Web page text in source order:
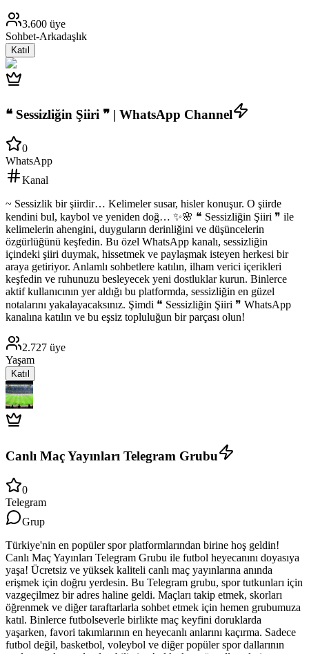
3.600 üye
Sohbet-Arkadaşlık
Katıl
❝ Sessizliğin Şiiri ❞ | WhatsApp Channel
0
WhatsApp
Kanal
~ Sessizlik bir şiirdir… Kelimeler susar, hisler konuşur. O şiirde
kendini bul, kaybol ve yeniden doğ… ✨️🌸 ❝ Sessizliğin Şiiri ❞ ile
kelimelerin ahengini, duyguların derinliğini ve düşüncelerin
özgürlüğünü keşfedin. Bu özel WhatsApp kanalı, sessizliğin
içindeki şiiri duymak, hissetmek ve paylaşmak isteyen herkesi bir
araya getiriyor. Anlamlı sohbetlere katılın, ilham verici içerikleri
keşfedin ve ruhunuzu besleyecek yeni dostluklar kurun. Binlerce
aktif kullanıcının yer aldığı bu platformda, sessizliğin en güzel
notalarını yakalayacaksınız. Şimdi ❝ Sessizliğin Şiiri ❞ WhatsApp
kanalına katılın ve bu eşsiz topluluğun bir parçası olun!
2.727 üye
Yaşam
Katıl
Canlı Maç Yayınları Telegram Grubu
0
Telegram
Grup
Türkiye'nin en popüler spor platformlarından birine hoş geldin!
Canlı Maç Yayınları Telegram Grubu ile futbol heyecanını doyasıya
yaşa! Ücretsiz ve yüksek kaliteli canlı maç yayınlarına anında
erişmek için doğru yerdesin. Bu Telegram grubu, spor tutkunları için
vazgeçilmez bir adres haline geldi. Maçları takip etmek, skorları
öğrenmek ve diğer taraftarlarla sohbet etmek için hemen grubumuza
katıl. Binlerce futbolseverle birlikte maç keyfini doruklarda
yaşarken, favori takımlarının en heyecanlı anlarını kaçırma. Sadece
futbol değil, basketbol, voleybol ve diğer popüler spor dallarının